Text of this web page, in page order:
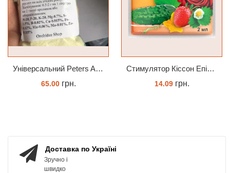
Універсальний Peters Allrounder 20-20-20+ТЕ
65.00грн.
Cтимулятор Кіссон Епін +
14.09грн.
Доставка по Україні
Зручно і
швидко